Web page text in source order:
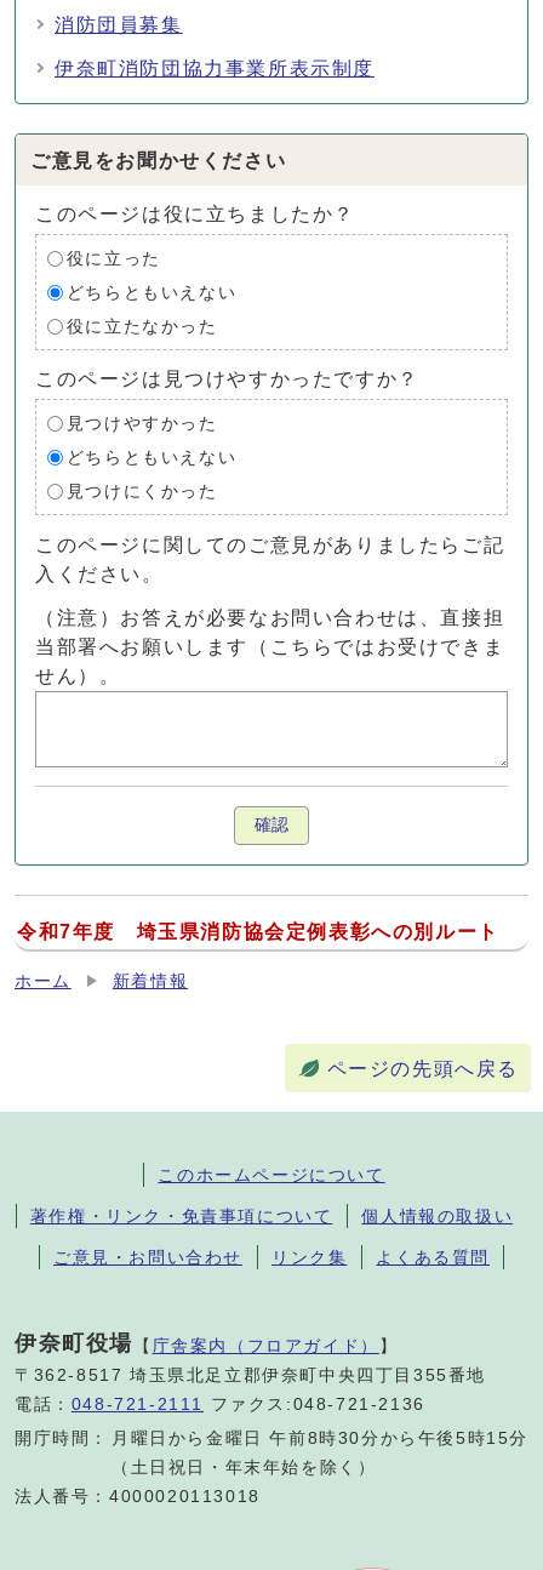
消防団員募集
伊奈町消防団協力事業所表示制度
ご意見をお聞かせください
このページは役に立ちましたか？
役に立った
どちらともいえない
役に立たなかった
このページは見つけやすかったですか？
見つけやすかった
どちらともいえない
見つけにくかった
このページに関してのご意見がありましたらご記
入ください。
（注意）お答えが必要なお問い合わせは、直接担
当部署へお願いします（こちらではお受けできま
せん）。
確認
令和7年度 埼玉県消防協会定例表彰への別ルート
ホーム 新着情報
ページの先頭へ戻る
このホームページについて
著作権・リンク・免責事項について 個人情報の取扱い
ご意見・お問い合わせ リンク集 よくある質問
伊奈町役場 【 庁舎案内（フロアガイド） 】
〒362-8517 埼玉県北足立郡伊奈町中央四丁目355番地
電話： 048-721-2111
ファクス:048-721-2136
開庁時間：
月曜日から金曜日 午前8時30分から午後5時15分
（土日祝日・年末年始を除く）
法人番号：4000020113018